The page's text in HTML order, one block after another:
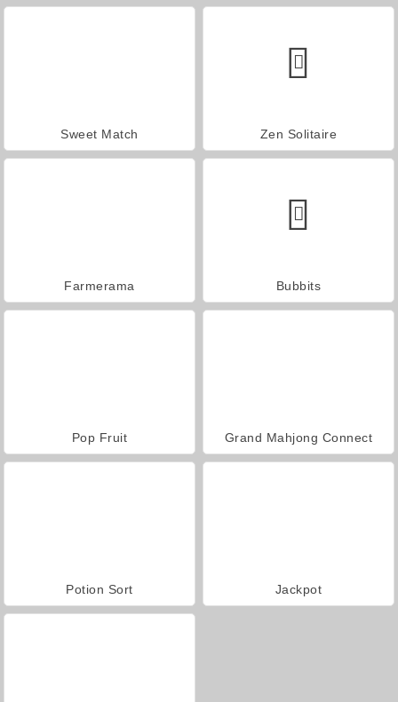
Sweet Match Zen Solitaire
Farmerama Bubbits
Pop Fruit Grand Mahjong Connect
Potion Sort Jackpot